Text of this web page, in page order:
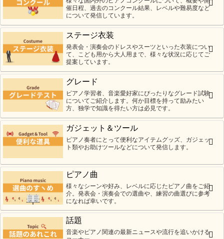
催日程、過去のコンクール結果、レベルや難易度など
について発信しています。
ステージ衣装
発表会・演奏会のドレスやスーツといった衣装につい
て、こども用から大人用まで、様々な状況に応じてご
提案しています。
グレード
ピアノ学習者、音楽愛好家にぴったりなグレード試験
についてご紹介します。何か目標を持って励みたい
方、独学で知識を得たい方は必見です。
ガジェット＆ツール
ピアノ奏者にとって便利なアイテムグッズ、ガジェッ
ト類やお助けツールなどについて発信します。
ピアノ曲
様々なシーンや好み、レベルに応じたピアノ曲をご紹
介。発表会・演奏会での選曲や、練習の曲選びに参考
になれば幸いです。
話題
音楽やピアノ関連の最新ニュースや流行を追いかける